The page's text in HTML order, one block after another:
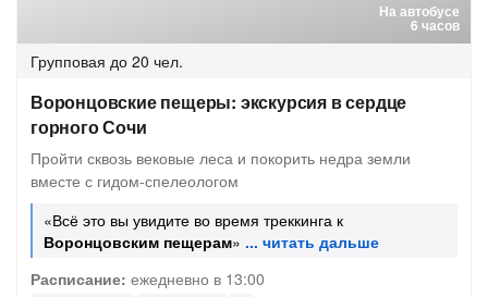
На автобусе
6 часов
Групповая до 20 чел.
Воронцовские пещеры: экскурсия в сердце
горного Сочи
Пройти сквозь вековые леса и покорить недра земли
вместе с гидом-спелеологом
«Всё это вы увидите во время треккинга к
Воронцовским пещерам»
Расписание: ежедневно в 13:00